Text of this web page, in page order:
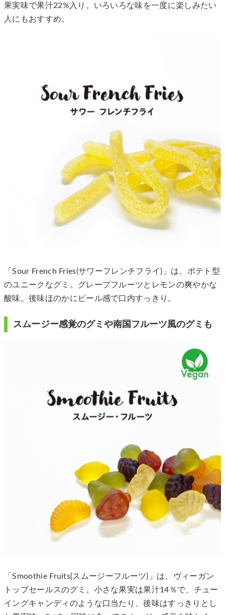
果実味で果汁22%入り。いろいろな味を一度に楽しみたい
人にもおすすめ。
「Sour French Fries(サワーフレンチフライ)」は、ポテト型
のユニークなグミ。グレープフルーツとレモンの爽やかな
酸味。後味ほのかにピール感で口内すっきり。
スムージー感覚のグミや南国フルーツ風のグミも
「Smoothie Fruits(スムージーフルーツ)」は、ヴィーガン
トップセールスのグミ。小さな果実は果汁14％で、チュー
イングキャンディのような口当たり、後味はすっきりとし